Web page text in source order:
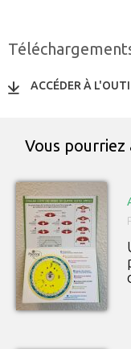
ACCÉDER À
Vous